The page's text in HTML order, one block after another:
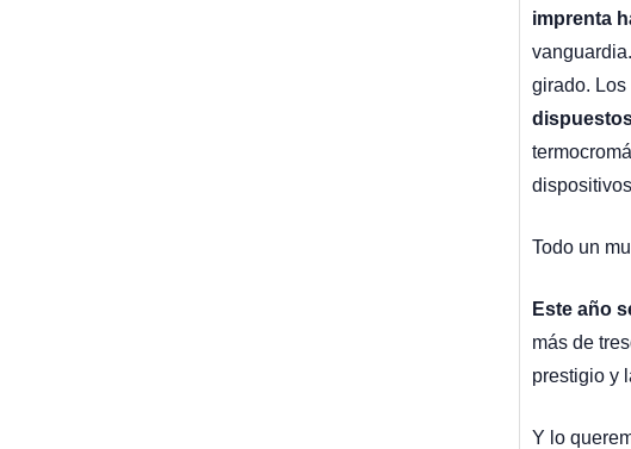
imprenta
girado.
Todo un
Este año
más de
prestigio y
Y lo